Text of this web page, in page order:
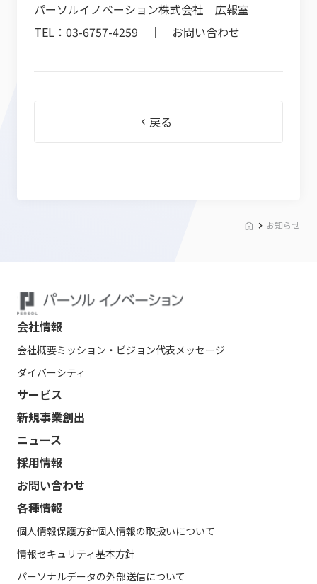
パーソルイノベーション株式会社 広報室
TEL：03-6757-4259 ｜ お問い合わせ
戻る
お知らせ
会社情報
会社概要ミッション・ビジョン代表メッセージ
ダイバーシティ
サービス
新規事業創出
ニュース
採用情報
お問い合わせ
各種情報
個人情報保護方針個人情報の取扱いについて
情報セキュリティ基本方針
パーソナルデータの外部送信について